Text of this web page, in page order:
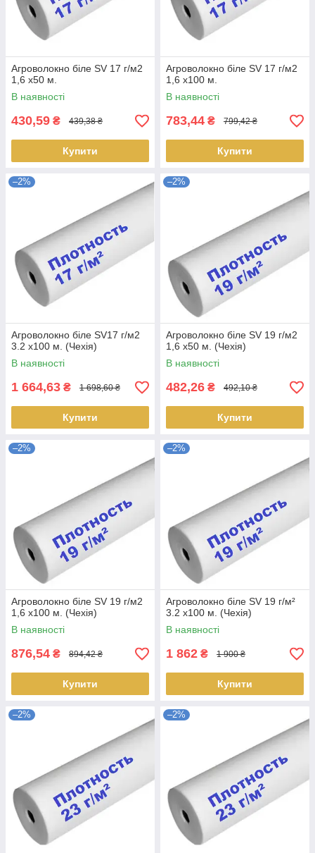
Агроволокно біле SV 17 г/м2
1,6 х50 м.
В наявності
430,59 ₴ 439,38 ₴
Купити
Агроволокно біле SV 17 г/м2
1,6 х100 м.
В наявності
783,44 ₴ 799,42 ₴
Купити
–2%
Агроволокно біле SV17 г/м2
3.2 х100 м. (Чехія)
В наявності
1 664,63 ₴ 1 698,60 ₴
Купити
–2%
Агроволокно біле SV 19 г/м2
1,6 х50 м. (Чехія)
В наявності
482,26 ₴ 492,10 ₴
Купити
–2%
Агроволокно біле SV 19 г/м2
1,6 х100 м. (Чехія)
В наявності
876,54 ₴ 894,42 ₴
Купити
–2%
Агроволокно біле SV 19 г/м²
3.2 х100 м. (Чехія)
В наявності
1 862 ₴ 1 900 ₴
Купити
–2% –2%